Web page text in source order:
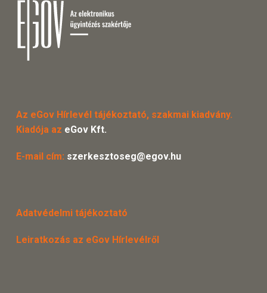
Az eGov Hírlevél tájékoztató, szakmai kiadvány.
Kiadója az eGov Kft.
E-mail cím: szerkesztoseg@egov.hu
Adatvédelmi tájékoztató
Leiratkozás az eGov Hírlevélről